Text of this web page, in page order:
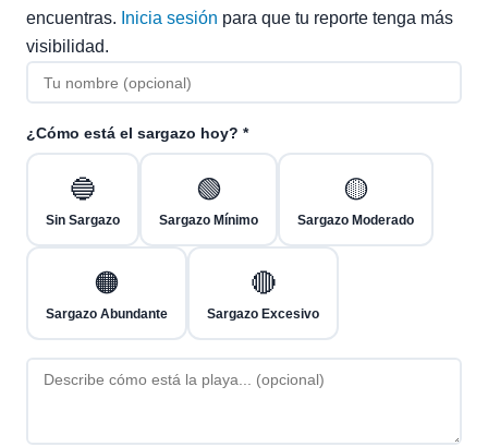
encuentras. Inicia sesión para que tu reporte tenga más
visibilidad.
¿Cómo está el sargazo hoy? *
🔵
Sin Sargazo
🟢
Sargazo Mínimo
🟡
Sargazo Moderado
🟠
Sargazo Abundante
🔴
Sargazo Excesivo